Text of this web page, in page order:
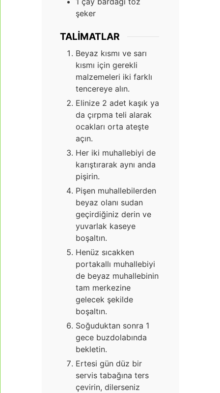
şeker
TALIMATLAR
Beyaz kısmı ve sarı
kısmı için gerekli
malzemeleri iki farklı
tencereye alın.
Elinize 2 adet kaşık ya
da çırpma teli alarak
ocakları orta ateşte
açın.
Her iki muhallebiyi de
karıştırarak aynı anda
pişirin.
Pişen muhallebilerden
beyaz olanı sudan
geçirdiğiniz derin ve
yuvarlak kaseye
boşaltın.
Henüz sıcakken
portakallı muhallebiyi
de beyaz muhallebinin
tam merkezine
gelecek şekilde
boşaltın.
Soğuduktan sonra 1
gece buzdolabında
bekletin.
Ertesi gün düz bir
servis tabağına ters
çevirin, dilerseniz